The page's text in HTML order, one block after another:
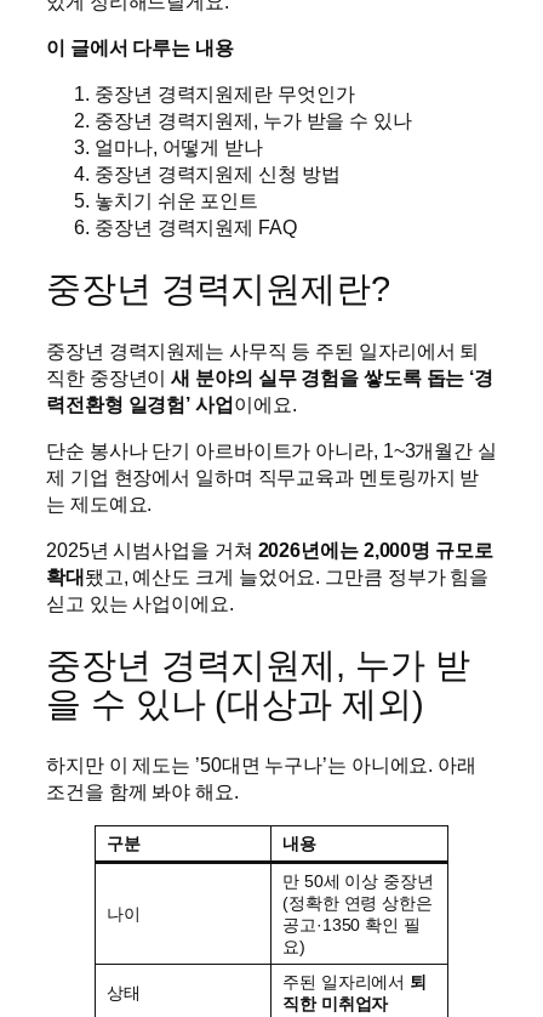
이 글에서 다루는 내용
중장년 경력지원제란 무엇인가
중장년 경력지원제, 누가 받을 수 있나
얼마나, 어떻게 받나
중장년 경력지원제 신청 방법
놓치기 쉬운 포인트
중장년 경력지원제 FAQ
중장년 경력지원제란?
중장년 경력지원제는 사무직 등 주된 일자리에서 퇴
직한 중장년이새 분야의 실무 경험을 쌓도록 돕는 ‘경
력전환형 일경험’ 사업이에요.
단순 봉사나 단기 아르바이트가 아니라, 1~3개월간 실
제 기업 현장에서 일하며 직무교육과 멘토링까지 받
는 제도예요.
2025년 시범사업을 거쳐 2026년에는 2,000명 규모로
확대됐고, 예산도 크게 늘었어요. 그만큼 정부가 힘을
싣고 있는 사업이에요.
중장년 경력지원제, 누가 받
을 수 있나 (대상과 제외)
하지만 이 제도는 ’50대면 누구나’는 아니에요. 아래
조건을 함께 봐야 해요.
구분 내용
나이
만 50세 이상 중장년
(정확한 연령 상한은
공고·1350 확인 필
요)
상태
주된 일자리에서 퇴
직한 미취업자